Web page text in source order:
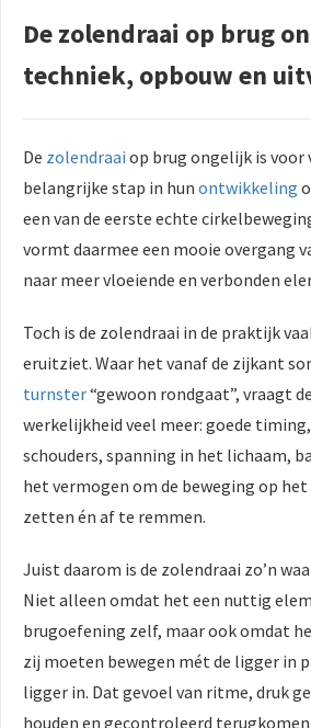
De zolendraai op brug
techniek, opbouw en
De zolendraai op brug ongelijk is voor
belangrijke stap in hun ontwikkeling
een van de eerste echte
vormt daarmee een mooie overgang
naar meer vloeiende en verbonden
Toch is de zolendraai in de praktijk
eruitziet. Waar het vanaf de zijkant
turnster“gewoon rondgaat”, vraagt
werkelijkheid veel meer: goede
schouders, spanning in het lichaam,
het vermogen om de beweging op
zetten én af te remmen.
Juist daarom is de zolendraai zo’n
Niet alleen omdat het een nuttig
brugoefening zelf, maar ook omdat
zij moeten bewegen mét de ligger in
ligger in. Dat gevoel van ritme, druk
houden en gecontroleerd